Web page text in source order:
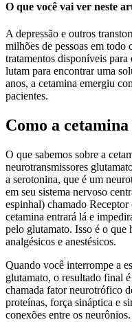
O que você vai ver neste
A depressão e outros
milhões de pessoas em
tratamentos disponíveis para
lutam para encontrar uma
anos, a cetamina emergiu
pacientes.
Como a
O que sabemos sobre a
neurotransmissores
a serotonina, que é um
em seu sistema nervoso
espinhal) chamado
cetamina entrará lá e
pelo glutamato. Isso é o que
analgésicos e anestésicos.
Quando você interrompe a
glutamato, o resultado final
chamada fator neurotrófico
proteínas, força sináptica e
conexões entre os neurônios.